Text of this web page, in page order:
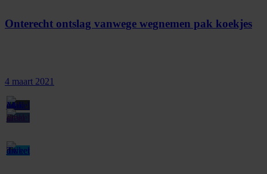
Onterecht ontslag vanwege wegnemen pak koekjes
4 maart 2021